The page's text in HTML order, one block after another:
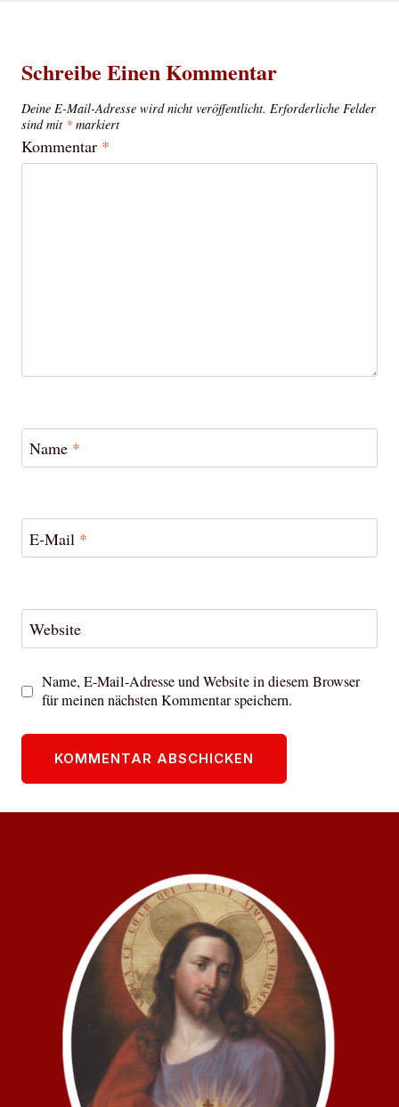
Schreibe Einen Kommentar
Deine E-Mail-Adresse wird nicht veröffentlicht. Erforderliche Felder
sind mit * markiert
Kommentar *
Name *
E-Mail *
Website
Name, E-Mail-Adresse und Website in diesem Browser
für meinen nächsten Kommentar speichern.